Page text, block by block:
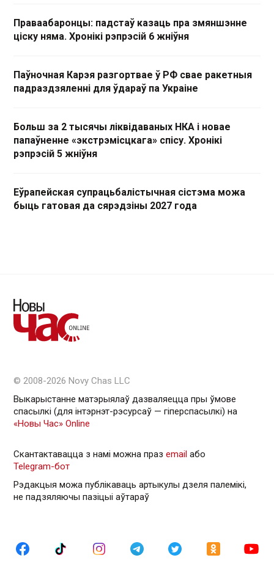
Праваабаронцы: падстаў казаць пра змяншэнне
ціску няма. Хронікі рэпрэсій 6 жніўня
Паўночная Карэя разгортвае ў РФ свае ракетныя
падраздзяленні для ўдараў па Украіне
Больш за 2 тысячы ліквідаваных НКА і новае
папаўненне «экстрэмісцкага» спісу. Хронікі
рэпрэсій 5 жніўня
Еўрапейская супрацьбалістычная сістэма можа
быць гатовая да сярэдзіны 2027 года
© 2008-2026 Novy Chas LLC
Выкарыстанне матэрыялаў дазваляецца пры ўмове
спасылкі (для інтэрнэт-рэсурсаў — гiперспасылкi) на
«Новы Час» Online
Скантактавацца з намі можна праз email або
Telegram-бот
Рэдакцыя можа публікаваць артыкулы дзеля палемікі,
не падзяляючы пазіцыі аўтараў